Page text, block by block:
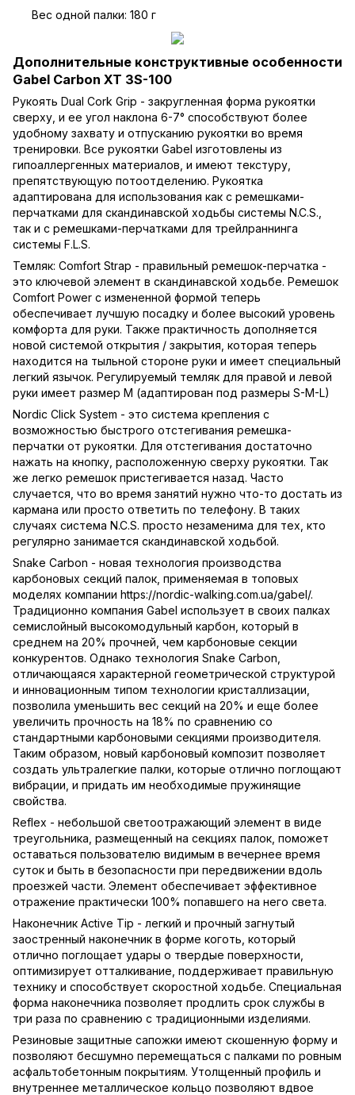
Вес одной палки: 180 г
Дополнительные конструктивные особенности
Gabel Carbon XT 3S-100
Рукоять Dual Cork Grip - закругленная форма рукоятки
сверху, и ее угол наклона 6-7° способствуют более
удобному захвату и отпусканию рукоятки во время
тренировки. Все рукоятки Gabel изготовлены из
гипоаллергенных материалов, и имеют текстуру,
препятствующую потоотделению. Рукоятка
адаптирована для использования как с ремешками-
перчатками для скандинавской ходьбы системы N.C.S.,
так и с ремешками-перчатками для трейлраннинга
системы F.L.S.
Темляк: Comfort Strap - правильный ремешок-перчатка -
это ключевой элемент в скандинавской ходьбе. Ремешок
Comfort Power с измененной формой теперь
обеспечивает лучшую посадку и более высокий уровень
комфорта для руки. Также практичность дополняется
новой системой открытия / закрытия, которая теперь
находится на тыльной стороне руки и имеет специальный
легкий язычок. Регулируемый темляк для правой и левой
руки имеет размер M (адаптирован под размеры S-M-L)
Nordic Click System - это система крепления с
возможностью быстрого отстегивания ремешка-
перчатки от рукоятки. Для отстегивания достаточно
нажать на кнопку, расположенную сверху рукоятки. Так
же легко ремешок пристегивается назад. Часто
случается, что во время занятий нужно что-то достать из
кармана или просто ответить по телефону. В таких
случаях система N.C.S. просто незаменима для тех, кто
регулярно занимается скандинавской ходьбой.
Snake Carbon - новая технология производства
карбоновых секций палок, применяемая в топовых
моделях компании https://nordic-walking.com.ua/gabel/.
Традиционно компания Gabel использует в своих палках
семислойный высокомодульный карбон, который в
среднем на 20% прочней, чем карбоновые секции
конкурентов. Однако технология Snake Carbon,
отличающаяся характерной геометрической структурой
и инновационным типом технологии кристаллизации,
позволила уменьшить вес секций на 20% и еще более
увеличить прочность на 18% по сравнению со
стандартными карбоновыми секциями производителя.
Таким образом, новый карбоновый композит позволяет
создать ультралегкие палки, которые отлично поглощают
вибрации, и придать им необходимые пружинящие
свойства.
Reflex - небольшой светоотражающий элемент в виде
треугольника, размещенный на секциях палок, поможет
оставаться пользователю видимым в вечернее время
суток и быть в безопасности при передвижении вдоль
проезжей части. Элемент обеспечивает эффективное
отражение практически 100% попавшего на него света.
Наконечник Active Tip - легкий и прочный загнутый
заостренный наконечник в форме коготь, который
отлично поглощает удары о твердые поверхности,
оптимизирует отталкивание, поддерживает правильную
технику и способствует скоростной ходьбе. Специальная
форма наконечника позволяет продлить срок службы в
три раза по сравнению с традиционными изделиями.
Резиновые защитные сапожки имеют скошенную форму и
позволяют бесшумно перемещаться с палками по ровным
асфальтобетонным покрытиям. Утолщенный профиль и
внутреннее металлическое кольцо позволяют вдвое